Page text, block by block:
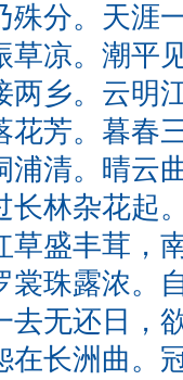
殊分。天涯
草凉。潮平
两乡。云明
花芳。暮春
浦清。晴云
长林杂花起
草盛丰茸，
裳珠露浓。
去无还日，
在长洲曲。